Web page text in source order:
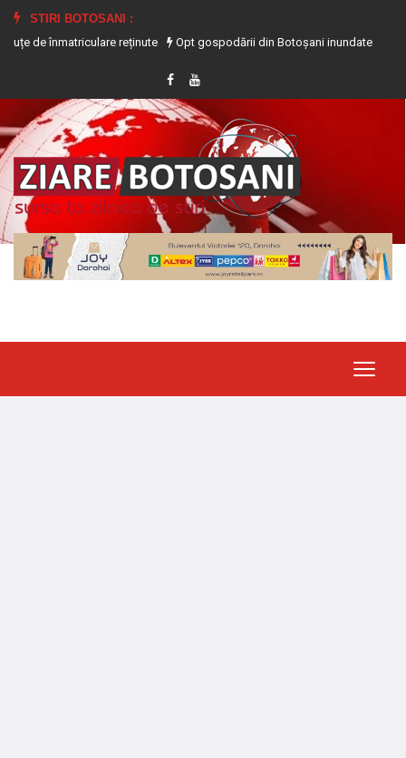
STIRI BOTOSANI :
reținute
Opt gospodării din Botoșani inundate în urma